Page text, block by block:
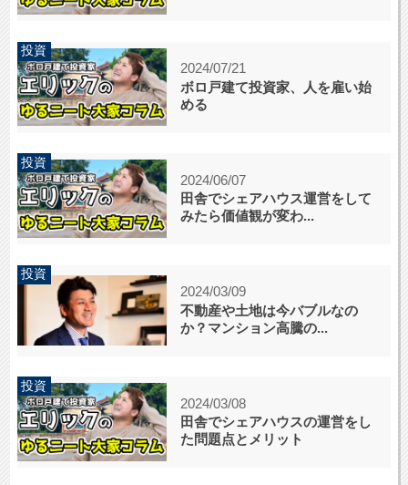
投資
2024/07/21
ボロ戸建て投資家、人を雇い始
める
投資
2024/06/07
田舎でシェアハウス運営をして
みたら価値観が変わ...
投資
2024/03/09
不動産や土地は今バブルなの
か？マンション高騰の...
投資
2024/03/08
田舎でシェアハウスの運営をし
た問題点とメリット